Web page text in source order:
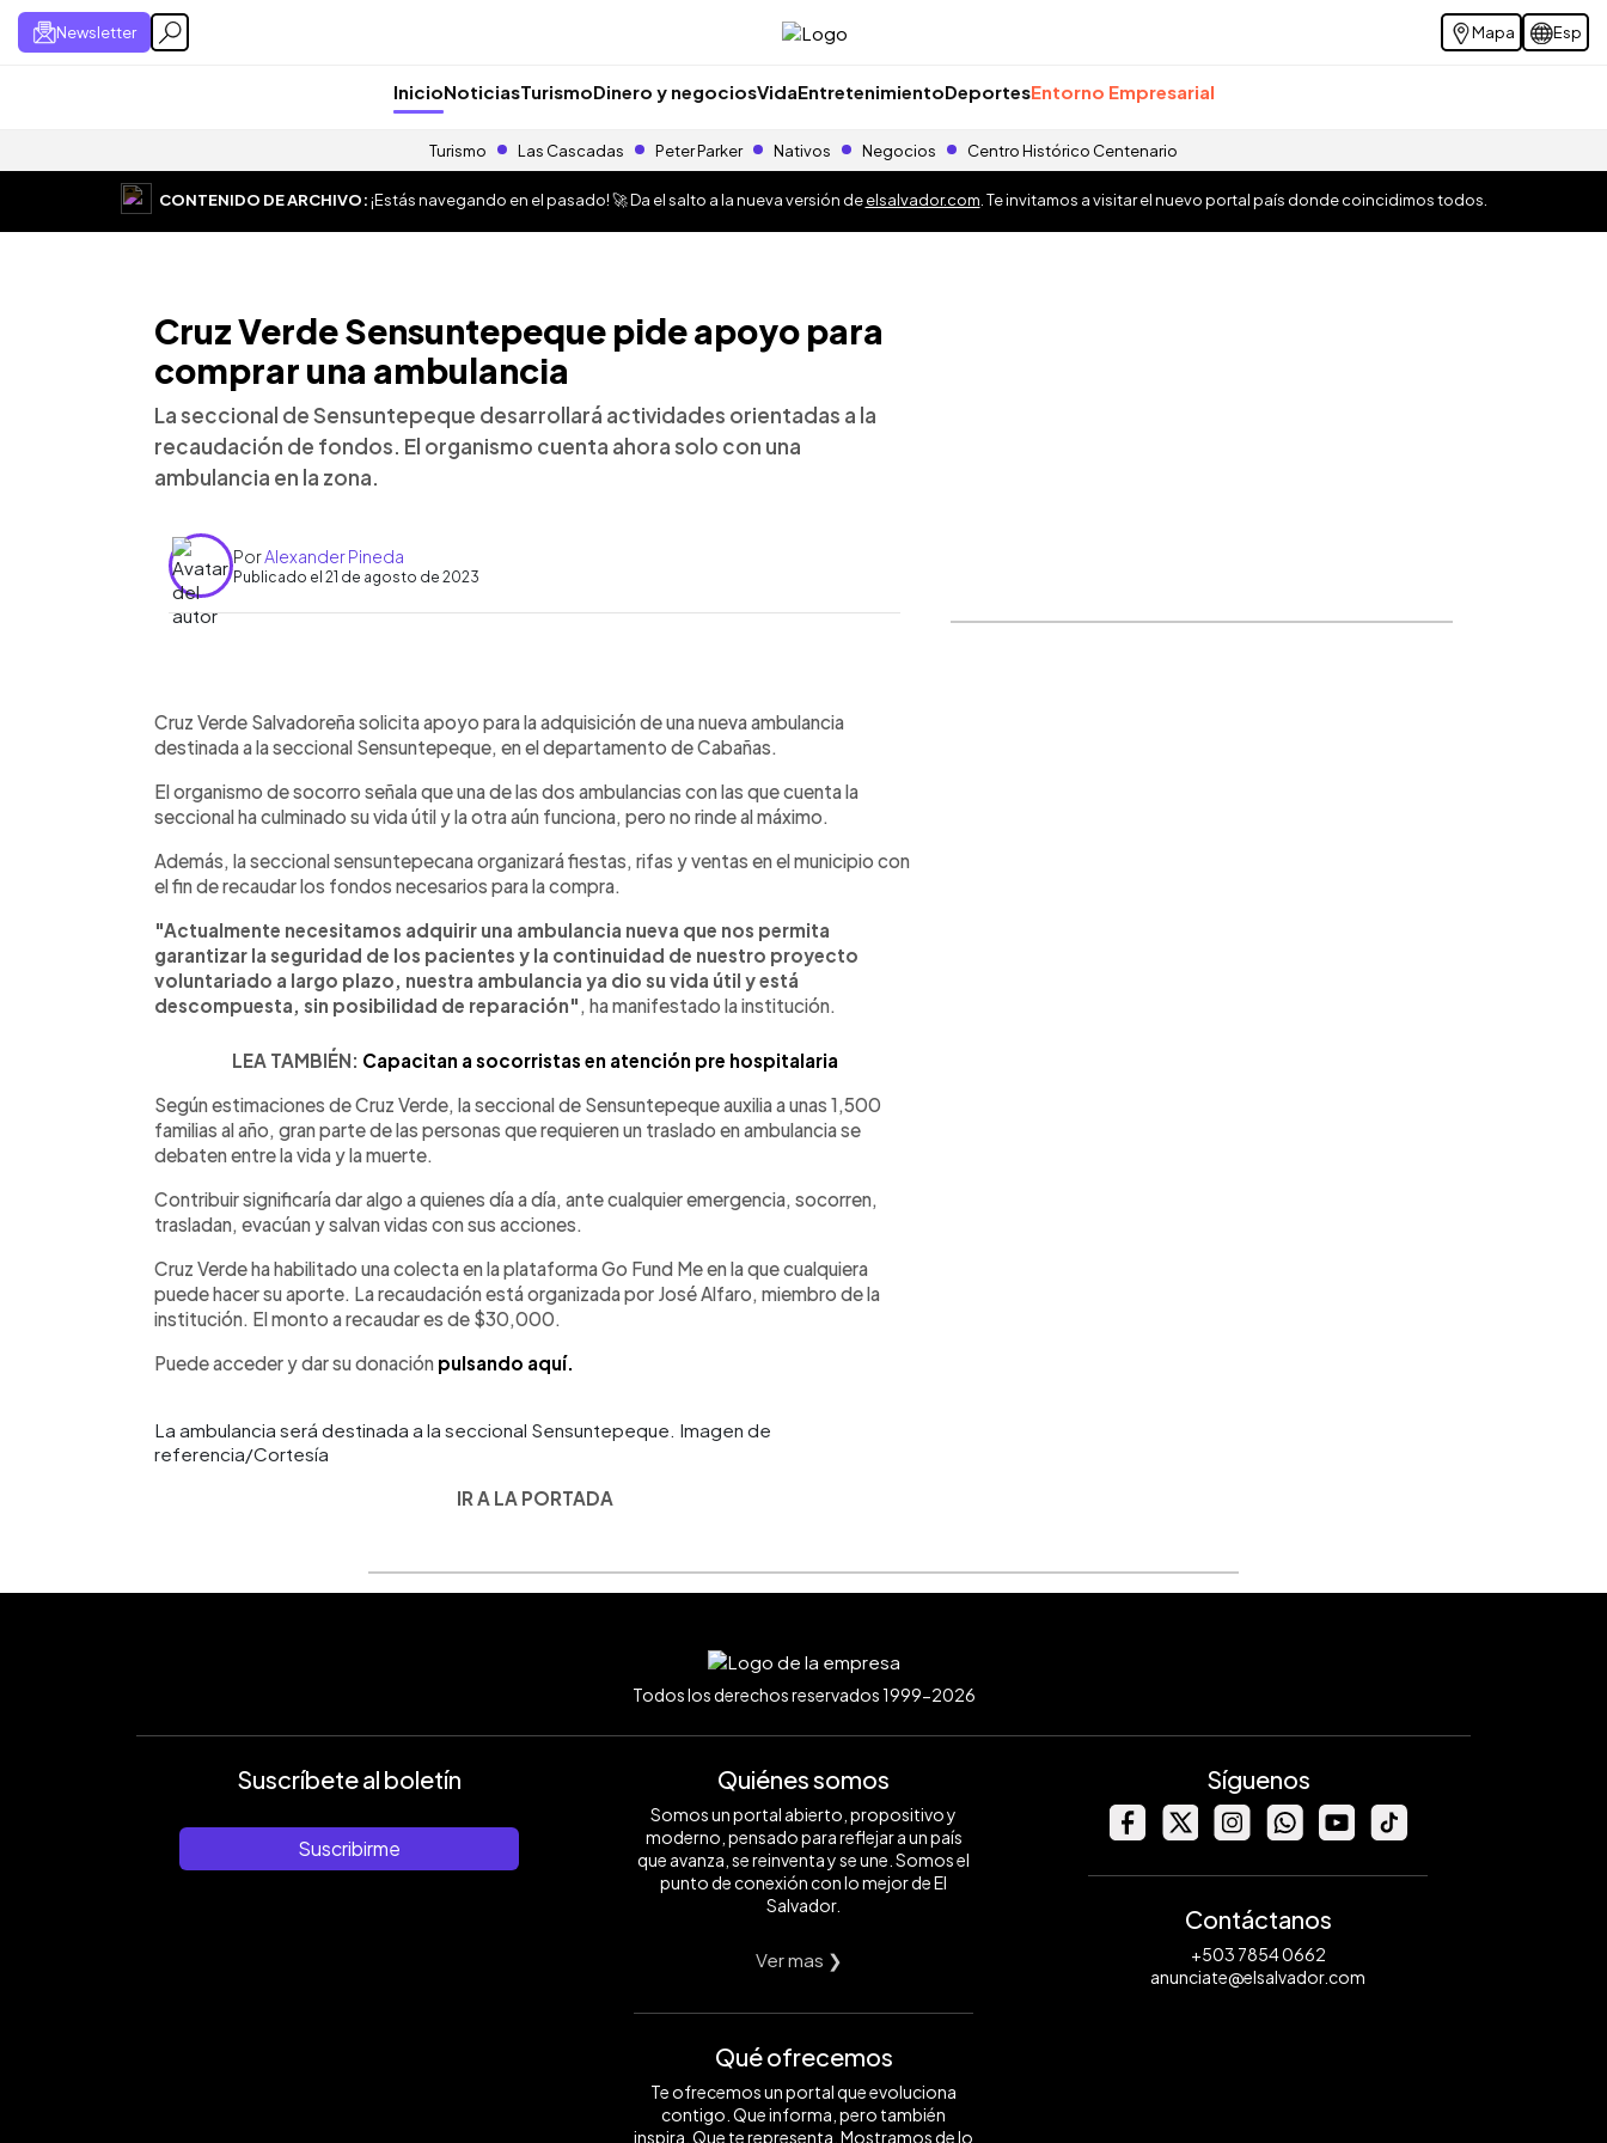
Newsletter Mapa Esp
InicioNoticiasTurismoDinero y negociosVidaEntretenimientoDeportesEntorno Empresarial
Turismo Las Cascadas Peter Parker Nativos Negocios Centro Histórico Centenario
CONTENIDO DE ARCHIVO:¡Estás navegando en el pasado! 🚀 Da el salto a la nueva versión deelsalvador.com . Te invitamos a visitar el nuevo portal país donde coincidimos todos.
Cruz Verde Sensuntepeque pide apoyo para
comprar una ambulancia
La seccional de Sensuntepeque desarrollará actividades orientadas a la
recaudación de fondos. El organismo cuenta ahora solo con una
ambulancia en la zona.
PorAlexander Pineda
Publicado el 21 de agosto de 2023
► Escuchar artículo
Cruz Verde Salvadoreña solicita apoyo para la adquisición de una nueva ambulancia
destinada a la seccional Sensuntepeque, en el departamento de Cabañas.
El organismo de socorro señala que una de las dos ambulancias con las que cuenta la
seccional ha culminado su vida útil y la otra aún funciona, pero no rinde al máximo.
Además, la seccional sensuntepecana organizará fiestas, rifas y ventas en el municipio con
el fin de recaudar los fondos necesarios para la compra.
"Actualmente necesitamos adquirir una ambulancia nueva que nos permita
garantizar la seguridad de los pacientes y la continuidad de nuestro proyecto
voluntariado a largo plazo, nuestra ambulancia ya dio su vida útil y está
descompuesta, sin posibilidad de reparación", ha manifestado la institución.
LEA TAMBIÉN: Capacitan a socorristas en atención pre hospitalaria
Según estimaciones de Cruz Verde, la seccional de Sensuntepeque auxilia a unas 1,500
familias al año, gran parte de las personas que requieren un traslado en ambulancia se
debaten entre la vida y la muerte.
Contribuir significaría dar algo a quienes día a día, ante cualquier emergencia, socorren,
trasladan, evacúan y salvan vidas con sus acciones.
Cruz Verde ha habilitado una colecta en la plataforma Go Fund Me en la que cualquiera
puede hacer su aporte. La recaudación está organizada por José Alfaro, miembro de la
institución. El monto a recaudar es de $30,000.
Puede acceder y dar su donación pulsando aquí.
La ambulancia será destinada a la seccional Sensuntepeque. Imagen de
referencia/Cortesía
IR A LA PORTADA
Todos los derechos reservados 1999-2026
Suscríbete al boletín
Suscribirme
Quiénes somos
Somos un portal abierto, propositivo y
moderno, pensado para reflejar a un país
que avanza, se reinventa y se une. Somos el
punto de conexión con lo mejor de El
Salvador.
Ver mas ❯
Qué ofrecemos
Te ofrecemos un portal que evoluciona
contigo. Que informa, pero también
inspira. Que te representa. Mostramos de lo
Síguenos
Contáctanos
+503 7854 0662
anunciate@elsalvador.com